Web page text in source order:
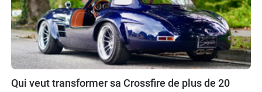
Qui veut transformer sa Crossfire de plus de 20